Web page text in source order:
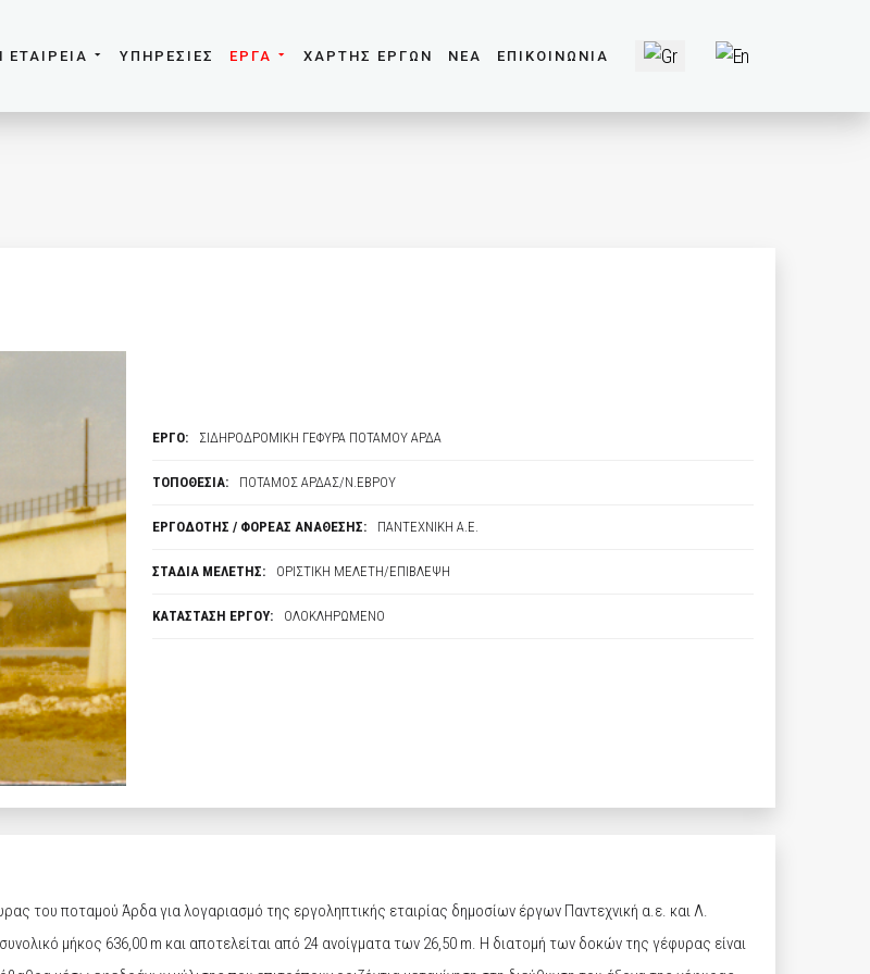
ΕΤΑΙΡΕΙΑ ΥΠΗΡΕΣΙΕΣ ΕΡΓΑ ΧΑΡΤΗΣ ΕΡΓΩΝ ΝΕΑ ΕΠΙΚΟΙΝΩΝΙΑ Επιλέξτε τη γλώσσα σας
ΕΡΓΟ: ΣΙΔΗΡΟΔΡΟΜΙΚΗ ΓΕΦΥΡΑ ΠΟΤΑΜΟΥ ΑΡΔΑ
ΤΟΠΟΘΕΣΙΑ: ΠΟΤΑΜΟΣ ΑΡΔΑΣ/Ν.ΕΒΡΟΥ
ΕΡΓΟΔΟΤΗΣ / ΦΟΡΕΑΣ ΑΝΑΘΕΣΗΣ: ΠΑΝΤΕΧΝΙΚΗ Α.Ε.
ΣΤΑΔΙΑ ΜΕΛΕΤΗΣ: ΟΡΙΣΤΙΚΗ ΜΕΛΕΤΗ/ΕΠΙΒΛΕΨΗ
ΚΑΤΑΣΤΑΣΗ ΕΡΓΟΥ: ΟΛΟΚΛΗΡΩΜΕΝΟ
του ποταμού Άρδα για λογαριασμό της εργοληπτικής εταιρίας δημοσίων έργων Παντεχνική α.ε. και Λ.
μήκος 636,00 m και αποτελείται από 24 ανοίγματα των 26,50 m. Η διατομή των δοκών της γέφυρας είναι